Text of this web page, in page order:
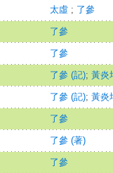
太虛 ; 了參
了參
了參
了參 (記); 黃炎
了參 (記); 黃炎
了參
了參 (著)
了參